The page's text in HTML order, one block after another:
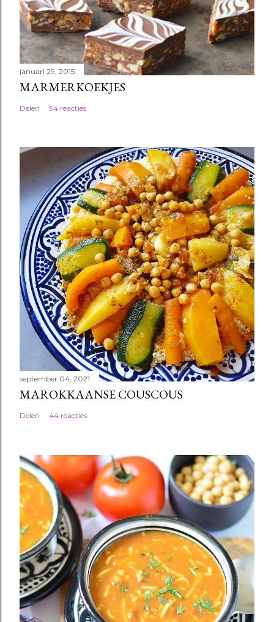
januari 29, 2015
MARMERKOEKJES
Delen 94 reacties
september 04, 2021
MAROKKAANSE COUSCOUS
Delen 44 reacties